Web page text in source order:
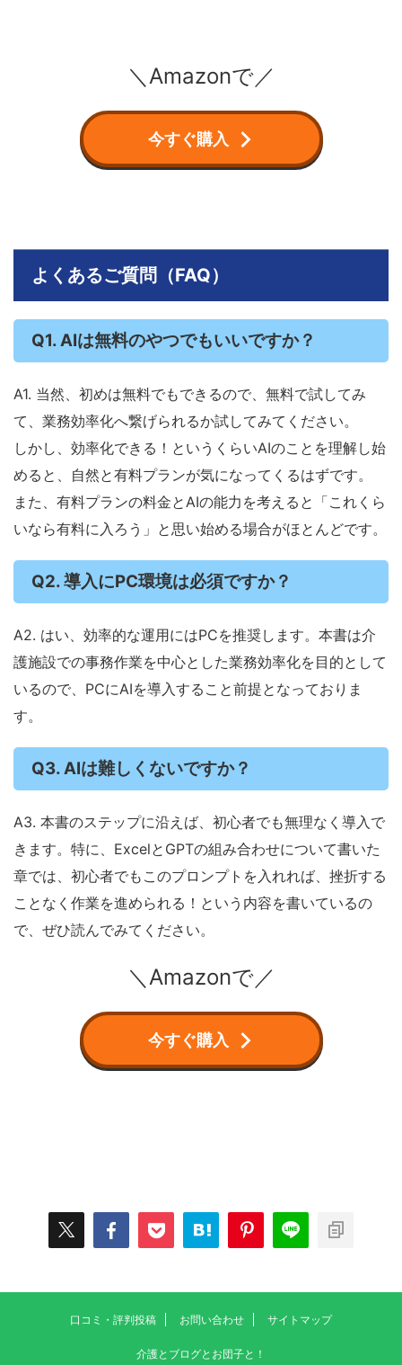
＼Amazonで／
今すぐ購入
よくあるご質問（FAQ）
Q1. AIは無料のやつでもいいですか？
A1. 当然、初めは無料でもできるので、無料で試してみ
て、業務効率化へ繋げられるか試してみてください。
しかし、効率化できる！というくらいAIのことを理解し始
めると、自然と有料プランが気になってくるはずです。
また、有料プランの料金とAIの能力を考えると「これくら
いなら有料に入ろう」と思い始める場合がほとんどです。
Q2. 導入にPC環境は必須ですか？
A2. はい、効率的な運用にはPCを推奨します。本書は介
護施設での事務作業を中心とした業務効率化を目的として
いるので、PCにAIを導入すること前提となっておりま
す。
Q3. AIは難しくないですか？
A3. 本書のステップに沿えば、初心者でも無理なく導入で
きます。特に、ExcelとGPTの組み合わせについて書いた
章では、初心者でもこのプロンプトを入れれば、挫折する
ことなく作業を進められる！という内容を書いているの
で、ぜひ読んでみてください。
＼Amazonで／
今すぐ購入
口コミ・評判投稿 お問い合わせ サイトマップ
介護とブログとお団子と！